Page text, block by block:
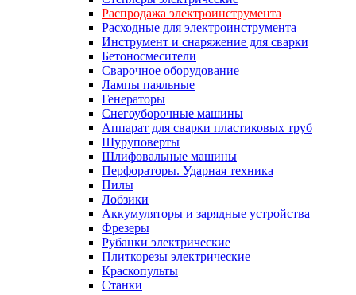
Распродажа электроинструмента
Расходные для электроинструмента
Инструмент и снаряжение для сварки
Бетоносмесители
Сварочное оборудование
Лампы паяльные
Генераторы
Снегоуборочные машины
Аппарат для сварки пластиковых труб
Шуруповерты
Шлифовальные машины
Перфораторы. Ударная техника
Пилы
Лобзики
Аккумуляторы и зарядные устройства
Фрезеры
Рубанки электрические
Плиткорезы электрические
Краскопульты
Станки